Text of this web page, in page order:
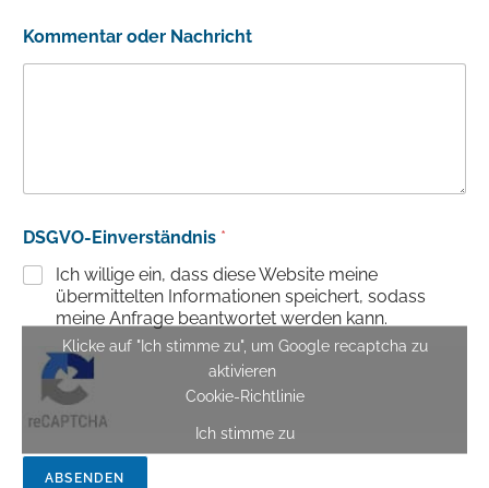
Kommentar oder Nachricht
DSGVO-Einverständnis *
Ich willige ein, dass diese Website meine
übermittelten Informationen speichert, sodass
meine Anfrage beantwortet werden kann.
Klicke auf "Ich stimme zu", um Google recaptcha zu
aktivieren
Cookie-Richtlinie
Ich stimme zu
ABSENDEN